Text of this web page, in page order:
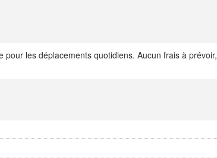
les déplacements quotidiens. Aucun frais à prévoir,